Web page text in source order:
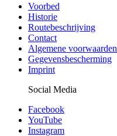
Voorbed
Historie
Routebeschrijving
Contact
Algemene voorwaarden
Gegevensbescherming
Imprint
Social Media
Facebook
YouTube
Instagram